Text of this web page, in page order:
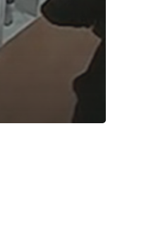
Política
Galerías